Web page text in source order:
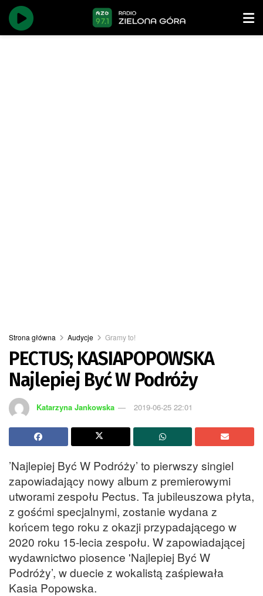
Strona główna Audycje Gramy to!
PECTUS; KASIAPOPOWSKA
Najlepiej Być W Podróży
Katarzyna Jankowska 2019-06-25 22:01
’Najlepiej Być W Podróży’ to pierwszy singiel
zapowiadający nowy album z premierowymi
utworami zespołu Pectus. Ta jubileuszowa płyta,
z gośćmi specjalnymi, zostanie wydana z
końcem tego roku z okazji przypadającego w
2020 roku 15-lecia zespołu. W zapowiadającej
wydawnictwo piosence 'Najlepiej Być W
Podróży’, w duecie z wokalistą zaśpiewała
Kasia Popowska.